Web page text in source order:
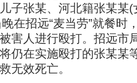
子张某、河北籍张某某
在招远“麦当劳”就餐时
害人进行殴打。招远市
仍在实施殴打的张某某
无效死亡。